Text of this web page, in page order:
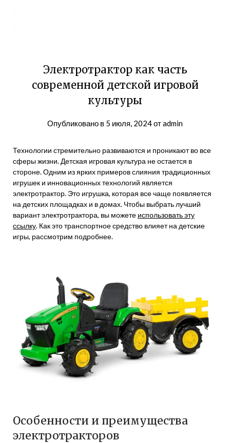
Электротрактор как часть
современной детской игровой
культуры
Опубликовано в 5 июля, 2024отadmin
Технологии стремительно развиваются и проникают во все
сферы жизни. Детская игровая культура не остается в
стороне. Одним из ярких примеров слияния традиционных
игрушек и инновационных технологий является
электротрактор. Это игрушка, которая все чаще появляется
на детских площадках и в домах. Чтобы выбрать лучший
вариант электротрактора, вы можете использовать эту
ссылку. Как это транспортное средство влияет на детские
игры, рассмотрим подробнее.
Особенности и преимущества
электротракторов